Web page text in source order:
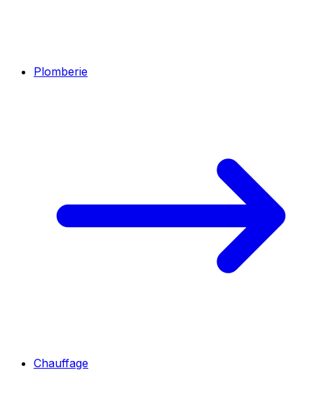
Plomberie
Chauffage